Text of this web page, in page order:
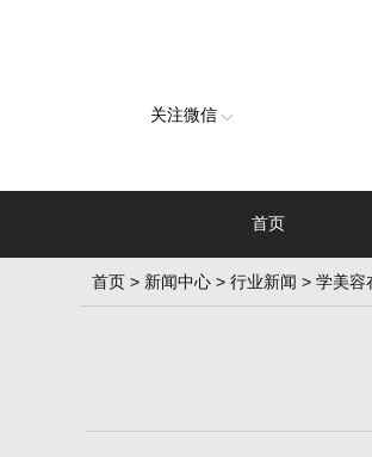
关注微信
首页
首页 > 新闻中心 > 行业新闻 > 学美容